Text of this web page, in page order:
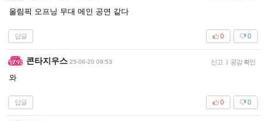
올림픽 오프닝 무대 메인 공연 같다
답글 0
0
콘타지우스 25-06-20 09:53 신고 | 공감 확인
와
답글 0
0